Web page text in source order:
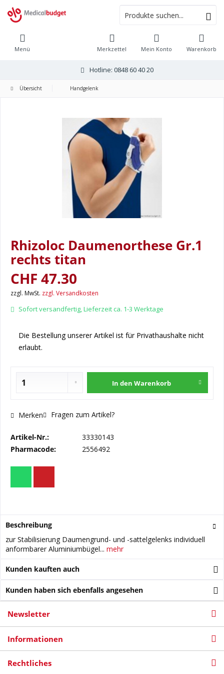
Hotline: 0848 60 40 20
Warenkorb
Merkzettel Mein Konto
Menü
Übersicht Handgelenk
Rhizoloc Daumenorthese Gr.1
rechts titan
CHF 47.30
zzgl. MwSt. zzgl. Versandkosten
Sofort versandfertig, Lieferzeit ca. 1-3 Werktage
Die Bestellung unserer Artikel ist für Privathaushalte nicht
erlaubt.
In den Warenkorb
Merken Fragen zum Artikel?
Artikel-Nr.:
33330143
Pharmacode:
2556492
Beschreibung
zur Stabilisierung Daumengrund- und -sattelgelenks individuell
anformbarer Aluminiumbügel... mehr
Kunden kauften auch
Kunden haben sich ebenfalls angesehen
Newsletter
Informationen
Rechtliches